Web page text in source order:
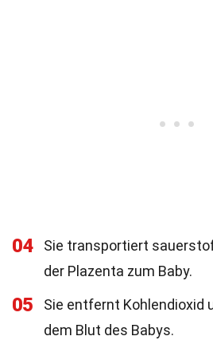
04
Sie transportiert
der Plazenta zum Baby.
05
Sie entfernt Kohlendioxid
dem Blut des Babys.